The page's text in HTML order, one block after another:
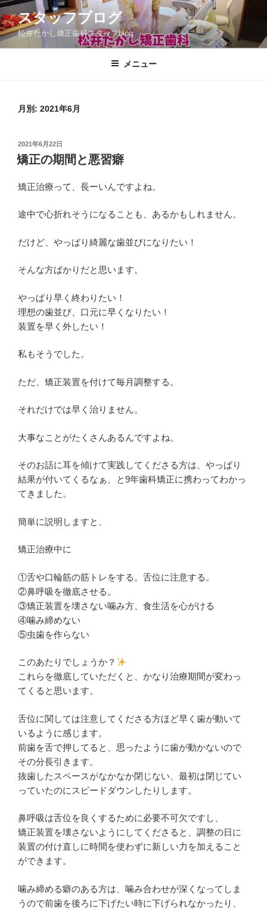
コ
ン
テ
ン
スタッフブログ
松井たかし矯正歯科スタッフblog
メニュー
月別: 2021年6月
投
稿
日:
2021年6月22日
矯正の期間と悪習癖
矯正治療って、長ーいんですよね。
途中で心折れそうになることも、あるかもしれません。
だけど、やっぱり綺麗な歯並びになりたい！
そんな方ばかりだと思います。
やっぱり早く終わりたい！
理想の歯並び、口元に早くなりたい！
装置を早く外したい！
私もそうでした。
ただ、矯正装置を付けて毎月調整する。
それだけでは早く治りません。
大事なことがたくさんあるんですよね。
そのお話に耳を傾けて実践してくださる方は、やっぱり
結果が付いてくるなぁ、と9年歯科矯正に携わってわかっ
てきました。
簡単に説明しますと、
矯正治療中に
①舌や口輪筋の筋トレをする。舌位に注意する。
②鼻呼吸を徹底させる。
③矯正装置を壊さない噛み方、食生活を心がける
④噛み締めない
⑤虫歯を作らない
このあたりでしょうか？
これらを徹底していただくと、かなり治療期間が変わっ
てくると思います。
舌位に関しては注意してくださる方ほど早く歯が動いて
いるように感じます。
前歯を舌で押してると、思ったように歯が動かないので
その分長引きます。
抜歯したスペースがなかなか閉じない、最初は閉じてい
っていたのにスピードダウンしたりします。
鼻呼吸は舌位を良くするために必要不可欠ですし、
矯正装置を壊さないようにしてくださると、調整の日に
装置の付け直しに時間を使わずに新しい力を加えること
ができます。
噛み締める癖のある方は、噛み合わせが深くなってしま
うので前歯を後ろに下げたい時に下げられなかったり、